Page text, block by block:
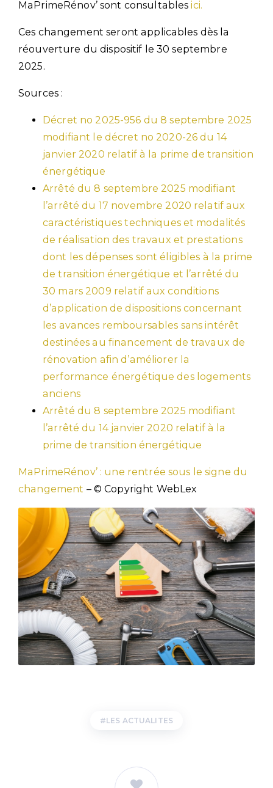
MaPrimeRénov’ sont consultablesici.
Ces changement seront applicables dès la
réouverture du dispositif le 30 septembre
2025.
Sources :
Décret no 2025-956 du 8 septembre 2025
modifiant le décret no 2020-26 du 14
janvier 2020 relatif à la prime de transition
énergétique
Arrêté du 8 septembre 2025 modifiant
l’arrêté du 17 novembre 2020 relatif aux
caractéristiques techniques et modalités
de réalisation des travaux et prestations
dont les dépenses sont éligibles à la prime
de transition énergétique et l’arrêté du
30 mars 2009 relatif aux conditions
d’application de dispositions concernant
les avances remboursables sans intérêt
destinées au financement de travaux de
rénovation afin d’améliorer la
performance énergétique des logements
anciens
Arrêté du 8 septembre 2025 modifiant
l’arrêté du 14 janvier 2020 relatif à la
prime de transition énergétique
MaPrimeRénov’ : une rentrée sous le signe du
changement – © Copyright WebLex
LES ACTUALITES